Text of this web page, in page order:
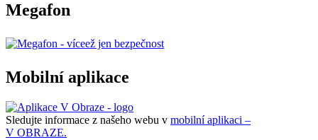
Megafon
Mobilní aplikace
Sledujte informace z našeho webu v mobilní aplikaci –
V OBRAZE.